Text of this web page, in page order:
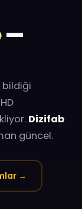
—
bildiği
Dizifab
güncel.
→